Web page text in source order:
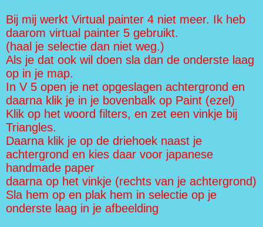
Bij mij werkt Virtual painter 4 niet meer. Ik heb
daarom virtual painter 5 gebruikt.
(haal je selectie dan niet weg.)
Als je dat ook wil doen sla dan de onderste laag
op in je map.
In V 5 open je net opgeslagen achtergrond en
daarna klik je in je bovenbalk op Paint (ezel)
Klik op het woord filters, en zet een vinkje bij
Triangles.
Daarna klik je op de driehoek naast je
achtergrond en kies daar voor japanese
handmade paper
daarna op het vinkje (rechts van je achtergrond)
Sla hem op en plak hem in selectie op je
onderste laag in je afbeelding